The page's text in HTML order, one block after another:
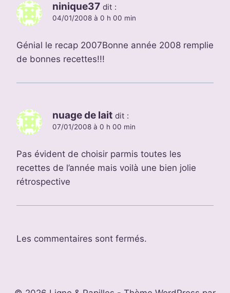
ninique37 dit :
04/01/2008 à 0 h 00 min
Génial le recap 2007Bonne année 2008 remplie
de bonnes recettes!!!
nuage de lait dit :
07/01/2008 à 0 h 00 min
Pas évident de choisir parmis toutes les
recettes de l’année mais voilà une bien jolie
rétrospective
Les commentaires sont fermés.